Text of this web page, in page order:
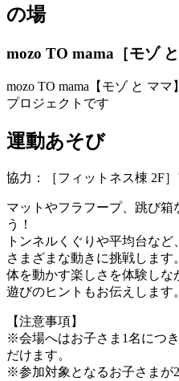
の場
mozo TO mama［モゾ と
mozo TO mama【モゾ と マ
プロジェクトです
運動あそび
協力：［フィットネス棟 2F
マットやフラフープ、跳び
う！
トンネルくぐりや平均台など
さまざまな動きに挑戦します。
体を動かす楽しさを体験しな
遊びのヒントもお伝えします。
【注意事項】
※会場へはお子さま1名につ
だけます。
※参加対象となるお子さまが